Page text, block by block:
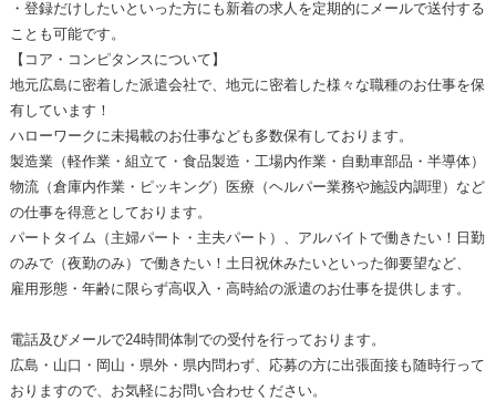
・登録だけしたいといった方にも新着の求人を定期的にメールで送付する
ことも可能です。
【コア・コンピタンスについて】
地元広島に密着した派遣会社で、地元に密着した様々な職種のお仕事を保
有しています！
ハローワークに未掲載のお仕事なども多数保有しております。
製造業（軽作業・組立て・食品製造・工場内作業・自動車部品・半導体）
物流（倉庫内作業・ピッキング）医療（ヘルパー業務や施設内調理）など
の仕事を得意としております。
パートタイム（主婦パート・主夫パート）、アルバイトで働きたい！日勤
のみで（夜勤のみ）で働きたい！土日祝休みたいといった御要望など、
雇用形態・年齢に限らず高収入・高時給の派遣のお仕事を提供します。
電話及びメールで24時間体制での受付を行っております。
広島・山口・岡山・県外・県内問わず、応募の方に出張面接も随時行って
おりますので、お気軽にお問い合わせください。